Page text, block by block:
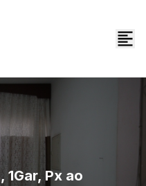
1Gar, Px ao